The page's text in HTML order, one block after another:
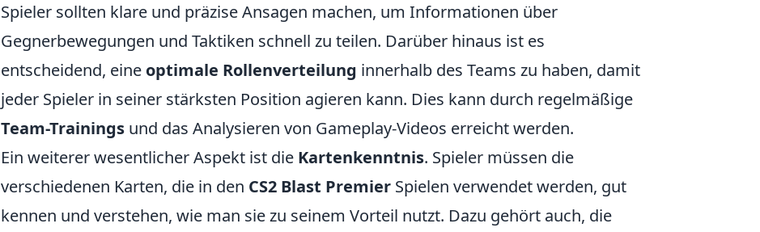
Spieler sollten klare und präzise Ansagen machen, um Informationen über
Gegnerbewegungen und Taktiken schnell zu teilen. Darüber hinaus ist es
entscheidend, eine optimale Rollenverteilung innerhalb des Teams zu haben, damit
jeder Spieler in seiner stärksten Position agieren kann. Dies kann durch regelmäßige
Team-Trainings und das Analysieren von Gameplay-Videos erreicht werden.
Ein weiterer wesentlicher Aspekt ist die Kartenkenntnis. Spieler müssen die
verschiedenen Karten, die in den CS2 Blast Premier Spielen verwendet werden, gut
kennen und verstehen, wie man sie zu seinem Vorteil nutzt. Dazu gehört auch, die